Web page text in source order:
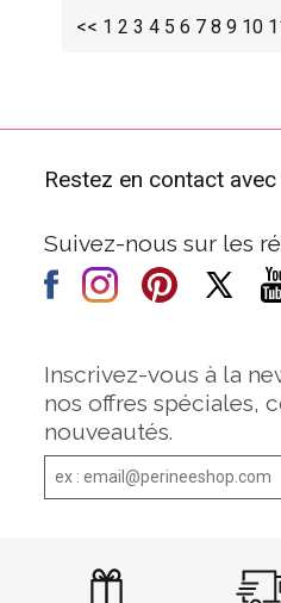
<< 1 2 3 4 5 6 7 8 9 10
Restez en contact
Suivez-nous sur les
Inscrivez-vous à la
nos offres spéciales,
nouveautés.